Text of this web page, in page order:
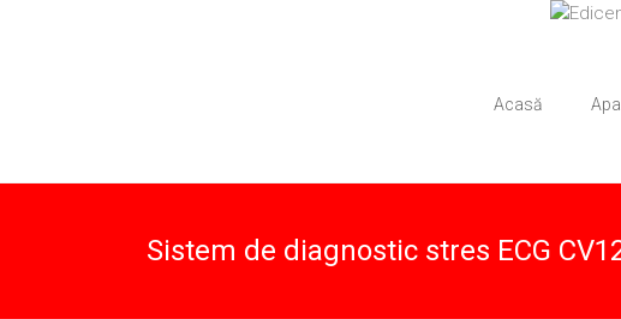
Acasă
Sistem de diagnostic stres ECG